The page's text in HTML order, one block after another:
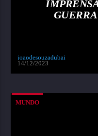
joaodesouzadubai
14/12/2023
MUNDO